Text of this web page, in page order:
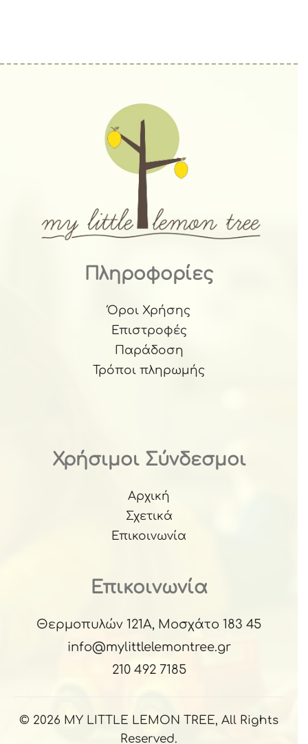
Πληροφορίες
Όροι Χρήσης
Επιστροφές
Παράδοση
Τρόποι πληρωμής
Χρήσιμοι Σύνδεσμοι
Αρχική
Σχετικά
Επικοινωνία
Επικοινωνία
Θερμοπυλών 121Α, Μοσχάτο 183 45
info@mylittlelemontree.gr
210 492 7185
© 2026 MY LITTLE LEMON TREE, All Rights
Reserved.